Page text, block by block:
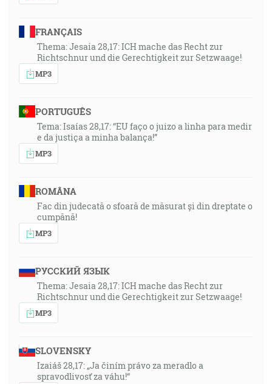
FRANÇAIS
Thema: Jesaia 28,17: ICH mache das Recht zur
Richtschnur und die Gerechtigkeit zur Setzwaage!
MP3
PORTUGUÊS
Tema: Isaías 28,17: “EU faço o juizo a linha para medir
e da justiça a minha balança!”
MP3
ROMÂNA
Fac din judecată o sfoară de măsurat și din dreptate o
cumpănă!
MP3
РУССКИЙ ЯЗЫК
Thema: Jesaia 28,17: ICH mache das Recht zur
Richtschnur und die Gerechtigkeit zur Setzwaage!
MP3
SLOVENSKY
Izaiáš 28,17: „Ja činím právo za meradlo a
spravodlivosť za váhu!“